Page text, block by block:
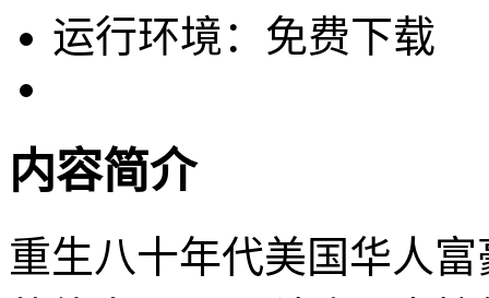
运行环境：免费下载
内容简介
重生八十年代美国华人